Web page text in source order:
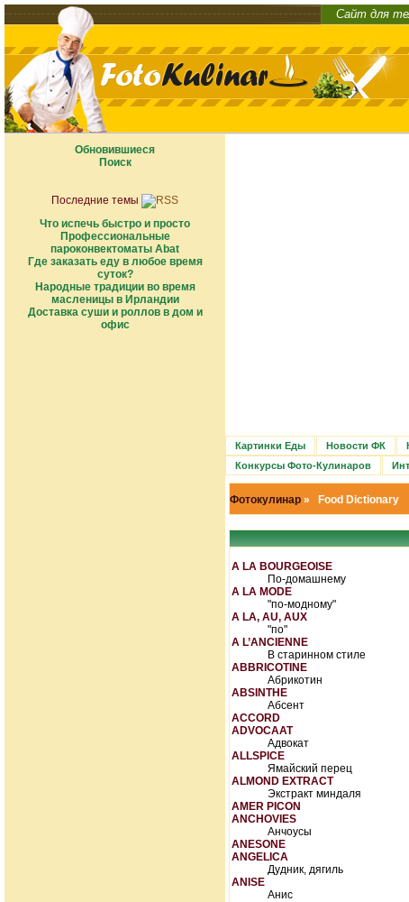
Сайт для
Обновившиеся
Поиск
Последние темы
Что испечь быстро и просто
Профессиональные
пароконвектоматы Abat
Где заказать еду в любое время
суток?
Народные традиции во время
масленицы в Ирландии
Доставка суши и роллов в дом и
офис
Картинки Еды Новости ФК
Конкурсы Фото-Кулинаров
Фотокулинар » Food Dictionary
A LA BOURGEOISE
По-домашнему
A LA MODE
"по-модному"
A LA, AU, AUX
"по"
A L’ANCIENNE
В старинном стиле
ABBRICOTINE
Абрикотин
ABSINTHE
Абсент
ACCORD
ADVOCAAT
Адвокат
ALLSPICE
Ямайский перец
ALMOND EXTRACT
Экстракт миндаля
AMER PICON
ANCHOVIES
Анчоусы
ANESONE
ANGELICA
Дудник, дягиль
ANISE
Анис